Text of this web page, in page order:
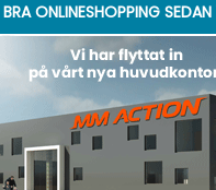
BRA ONLINESHOPPING